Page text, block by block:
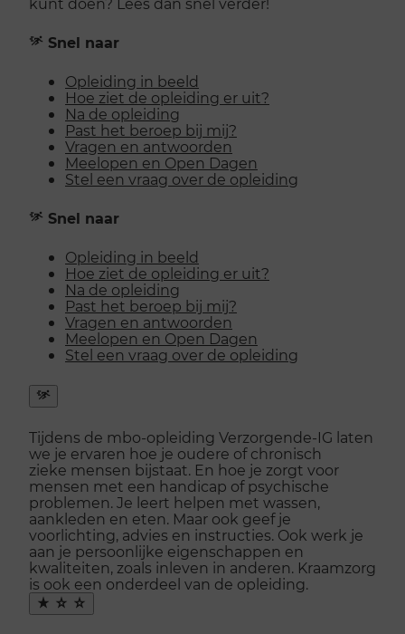
Snel naar
Opleiding in beeld
Hoe ziet de opleiding er uit?
Na de opleiding
Past het beroep bij mij?
Vragen en antwoorden
Meelopen en Open Dagen
Stel een vraag over de opleiding
Snel naar
Opleiding in beeld
Hoe ziet de opleiding er uit?
Na de opleiding
Past het beroep bij mij?
Vragen en antwoorden
Meelopen en Open Dagen
Stel een vraag over de opleiding
Snel
naar
menu
openen
Tijdens de mbo-opleiding Verzorgende-IG laten
we je ervaren hoe je oudere of chronisch
zieke mensen bijstaat. En hoe je zorgt voor
mensen met een handicap of psychische
problemen. Je leert helpen met wassen,
aankleden en eten. Maar ook geef je
voorlichting, advies en instructies. Ook werk je
aan je persoonlijke eigenschappen en
kwaliteiten, zoals inleven in anderen. Kraamzorg
is ook een onderdeel van de opleiding.
Maak
favoriet